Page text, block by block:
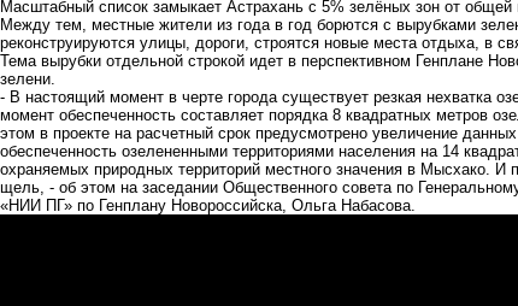
Масштабный список замыкает Астрахань с 5% зелёных зон от
Между тем, местные жители из года в год борются с вырубками
реконструируются улицы, дороги, строятся новые места отдыха, в
Тема вырубки отдельной строкой идет в перспективном Генплане
зелени.
- В настоящий момент в черте города существует резкая нехватка
момент обеспеченность составляет порядка 8 квадратных метров
этом в проекте на расчетный срок предусмотрено увеличение
обеспеченность озелененными территориями населения на 14
охраняемых природных территорий местного значения в Мысхако.
щель, - об этом на заседании Общественного совета по
«НИИ ПГ» по Генплану Новороссийска, Ольга Набасова.